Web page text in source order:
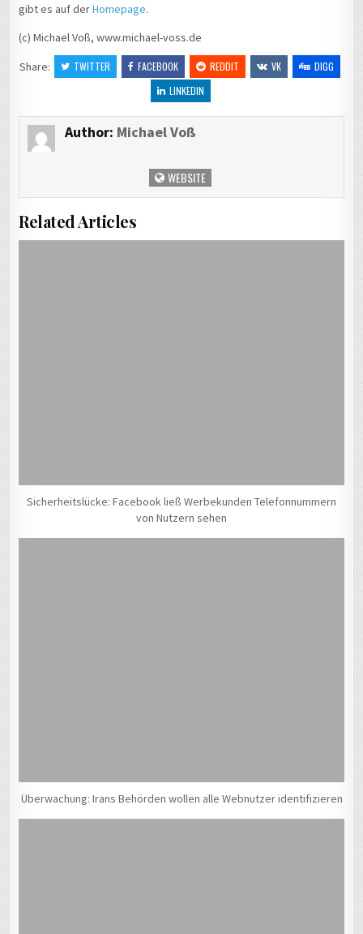
gibt es auf derHomepage.
(c) Michael Voß, www.michael-voss.de
Share:
TWITTER FACEBOOK REDDIT VK
DIGG
LINKEDIN
Author: Michael Voß
WEBSITE
Related Articles
Sicherheitslücke: Facebook ließ Werbekunden Telefonnummern
von Nutzern sehen
Überwachung: Irans Behörden wollen alle Webnutzer identifizieren